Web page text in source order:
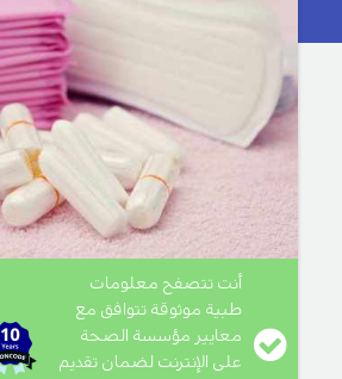
أنت تتصفح معلومات
طبية موثوقة تتوافق مع
معايير مؤسسة الصحة
على الإنترنت لضمان تقديم